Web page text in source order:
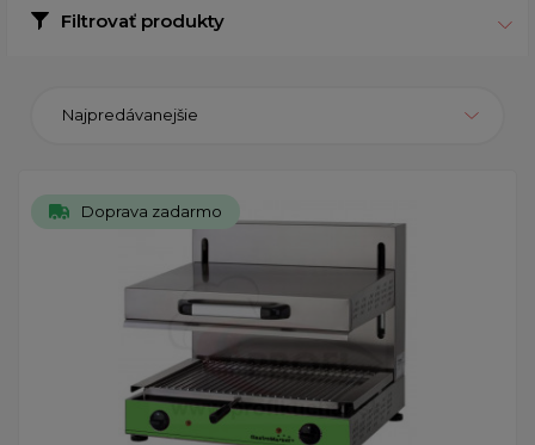
Filtrovať produkty
Najpredávanejšie
Doprava zadarmo